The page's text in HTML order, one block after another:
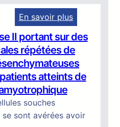
s
t
o
p
p
e
p
s
d
e
l
a
m
o
h
e
u
r
s
d
u
i
En savoir plus
:
É
t
u
d
l
II portant sur des
répétées de
atteints de
souches
se sont avérées avoir